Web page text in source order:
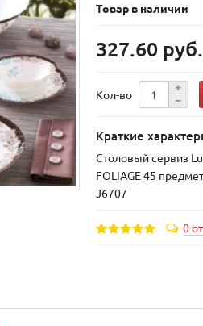
Товар в наличии
327.60 руб.
Кол-во
Краткие
Столовый сервиз
FOLIAGE 45
J6707
0